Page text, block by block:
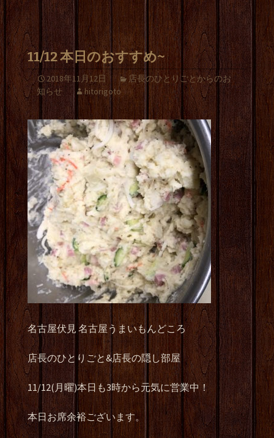
11/12 本日のおすすめ~
2018年11月12日
店長のひとりごとからのお
知らせ
hitorigoto
名古屋伏見 名古屋うまいもんどころ
店長のひとりごと&店長の隠し部屋
11/12(月曜)本日も3時から元気に営業中！
本日お席余裕ございます。